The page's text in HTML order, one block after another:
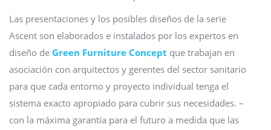
Las presentaciones y los posibles diseños de la serie
Ascent son elaborados e instalados por los expertos en
diseño de Green Furniture Concept que trabajan en
asociación con arquitectos y gerentes del sector sanitario
para que cada entorno y proyecto individual tenga el
sistema exacto apropiado para cubrir sus necesidades. –
con la máxima garantía para el futuro a medida que las